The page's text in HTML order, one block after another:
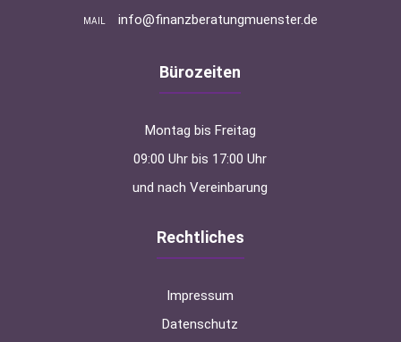
MAIL info@finanzberatungmuenster.de
Bürozeiten
Montag bis Freitag
09:00 Uhr bis 17:00 Uhr
und nach Vereinbarung
Rechtliches
Impressum
Datenschutz